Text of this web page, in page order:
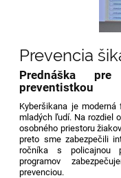
Prevencia
Prednáška
preventistkou
Kyberšikana je
mladých ľudí. Na rozdiel
osobného priestoru
preto sme zabezpečili
ročníka s policajnou
programov
prevenciou.